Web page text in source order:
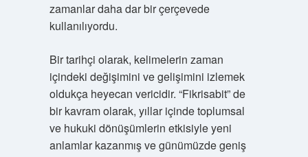
zamanlar daha dar bir çerçevede
kullanılıyordu.
Bir tarihçi olarak, kelimelerin zaman
içindeki değişimini ve gelişimini izlemek
oldukça heyecan vericidir. “Fikrisabit” de
bir kavram olarak, yıllar içinde toplumsal
ve hukuki dönüşümlerin etkisiyle yeni
anlamlar kazanmış ve günümüzde geniş